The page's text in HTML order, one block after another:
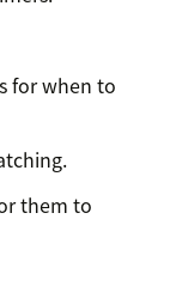
for when to
them to